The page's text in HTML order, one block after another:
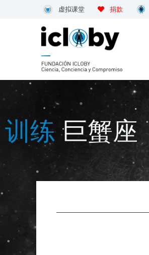
虚拟课堂 捐款
训练巨蟹座